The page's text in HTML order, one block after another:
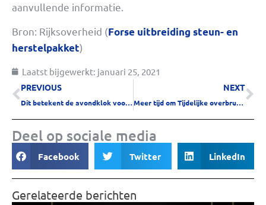
aanvullende informatie.
Bron: Rijksoverheid (Forse uitbreiding steun- en
herstelpakket)
Laatst bijgewerkt: januari 25, 2021
PREVIOUS
Dit betekent de avondklok voor ondernemers
NEXT
Meer tijd om Tijdelijke overbruggingsregeling zelfstandig ondernemers (TOZO) aan te vragen
Deel op sociale media
Facebook Twitter LinkedIn
Gerelateerde berichten